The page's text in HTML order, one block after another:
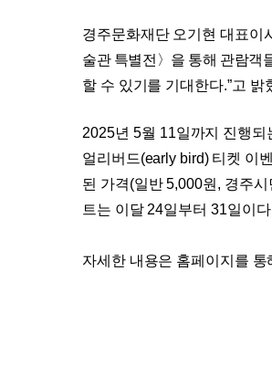
경주문화재단 오기현 대표이
술관 특별전 〉을 통해 관람객
할 수 있기를 기대한다.”고 밝
2025년 5월 11일까지 진행되
얼리버드(early bird) 티켓 이
된 가격(일반5,000원 , 경주시
트는 이달 24일부터31일이다
자세한 내용은 홈페이지를 통